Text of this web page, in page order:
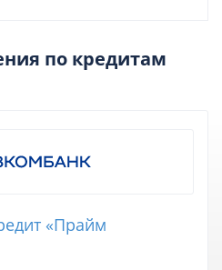
по кредитам
«Прайм